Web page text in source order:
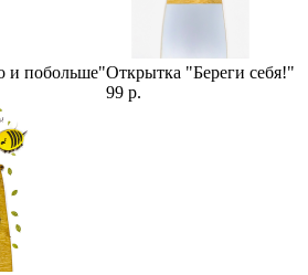
и побольше"Открытка "Береги себя!"
99 р.